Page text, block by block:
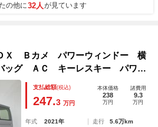
の他に32人 が見ています
Ｘ Ｂカメ パワーウィンドー 横
ッグ ＡＣ キーレスキー パワー
テリジェントクリアランスソナー
支払総額(税込)
247.3 万円
本体価格
238
万円
諸費用
9.3
万円
年式 2021年 走行
5.6万km